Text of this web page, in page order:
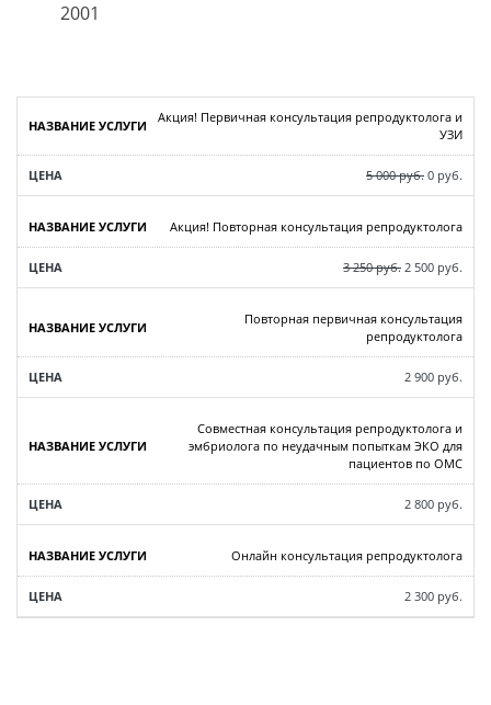
2001
Акция! Первичная консультация репродуктолога и
УЗИ
5 000 руб. 0 руб.
Акция! Повторная консультация репродуктолога
3 250 руб. 2 500 руб.
Повторная первичная консультация
репродуктолога
2 900 руб.
Совместная консультация репродуктолога и
эмбриолога по неудачным попыткам ЭКО для
пациентов по ОМС
2 800 руб.
Онлайн консультация репродуктолога
2 300 руб.